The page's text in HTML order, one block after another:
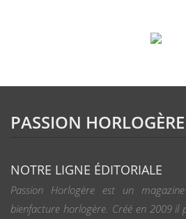
PASSION HORLOGÈRE
NOTRE LIGNE ÉDITORIALE
Passion Horlogère est un
bienfacture horlogère. Créé en 2009 il